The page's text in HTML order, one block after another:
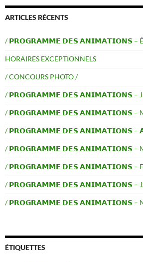
ARTICLES RÉCENTS
/ 𝗣𝗥𝗢𝗚𝗥𝗔𝗠𝗠𝗘 𝗗𝗘𝗦 𝗔𝗡𝗜𝗠𝗔𝗧𝗜𝗢𝗡𝗦 –
HORAIRES EXCEPTIONNELS
/ CONCOURS PHOTO /
/ 𝗣𝗥𝗢𝗚𝗥𝗔𝗠𝗠𝗘 𝗗𝗘𝗦 𝗔𝗡𝗜𝗠𝗔𝗧𝗜𝗢𝗡𝗦 –
/ 𝗣𝗥𝗢𝗚𝗥𝗔𝗠𝗠𝗘 𝗗𝗘𝗦 𝗔𝗡𝗜𝗠𝗔𝗧𝗜𝗢𝗡𝗦 –
/ 𝗣𝗥𝗢𝗚𝗥𝗔𝗠𝗠𝗘 𝗗𝗘𝗦 𝗔𝗡𝗜𝗠𝗔𝗧𝗜𝗢𝗡𝗦 –
/ 𝗣𝗥𝗢𝗚𝗥𝗔𝗠𝗠𝗘 𝗗𝗘𝗦 𝗔𝗡𝗜𝗠𝗔𝗧𝗜𝗢𝗡𝗦 –
/ 𝗣𝗥𝗢𝗚𝗥𝗔𝗠𝗠𝗘 𝗗𝗘𝗦 𝗔𝗡𝗜𝗠𝗔𝗧𝗜𝗢𝗡𝗦 –
/ 𝗣𝗥𝗢𝗚𝗥𝗔𝗠𝗠𝗘 𝗗𝗘𝗦 𝗔𝗡𝗜𝗠𝗔𝗧𝗜𝗢𝗡𝗦 –
/ 𝗣𝗥𝗢𝗚𝗥𝗔𝗠𝗠𝗘 𝗗𝗘𝗦 𝗔𝗡𝗜𝗠𝗔𝗧𝗜𝗢𝗡𝗦 –
ÉTIQUETTES